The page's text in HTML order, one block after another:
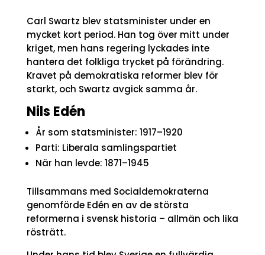
Carl Swartz blev statsminister under en
mycket kort period. Han tog över mitt under
kriget, men hans regering lyckades inte
hantera det folkliga trycket på förändring.
Kravet på demokratiska reformer blev för
starkt, och Swartz avgick samma år.
Nils Edén
År som statsminister: 1917–1920
Parti: Liberala samlingspartiet
När han levde: 1871–1945
Tillsammans med Socialdemokraterna
genomförde Edén en av de största
reformerna i svensk historia – allmän och lika
rösträtt.